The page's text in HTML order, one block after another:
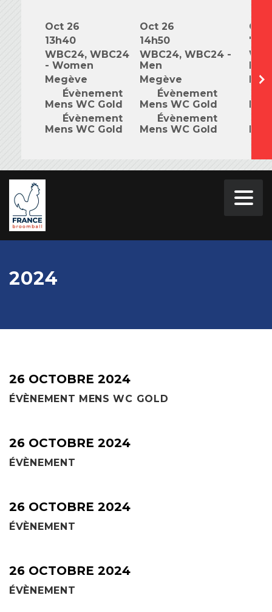
Oct 26
13h40
WBC24, WBC24
- Women
Megève
Évènement
Mens WC Gold
Évènement
Mens WC Gold
Oct 26
14h50
WBC24, WBC24 -
Men
Megève
Évènement
Mens WC Gold
Évènement
Mens WC Gold
Oct
2024
26 OCTOBRE 2024
ÉVÈNEMENT MENS WC GOLD
26 OCTOBRE 2024
ÉVÈNEMENT
26 OCTOBRE 2024
ÉVÈNEMENT
26 OCTOBRE 2024
ÉVÈNEMENT